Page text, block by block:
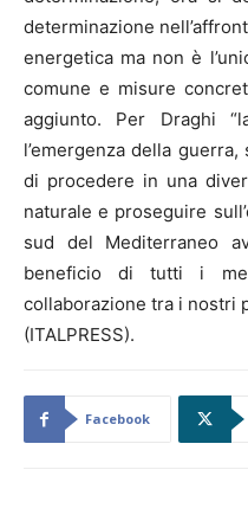
determinazione
energetica ma non è
comune e misure
aggiunto. Per Draghi
l’emergenza della
di procedere in una
naturale e proseguire
sud del Mediterraneo
beneficio di tutti i
collaborazione tra i nostri
(ITALPRESS).
Facebook